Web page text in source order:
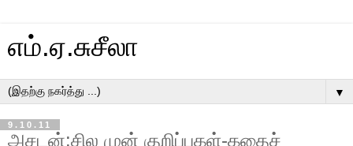
எம்.ஏ.சுசீலா
▼
9.10.11
அசடன்:சில முன் குறிப்புகள்-கதைச்